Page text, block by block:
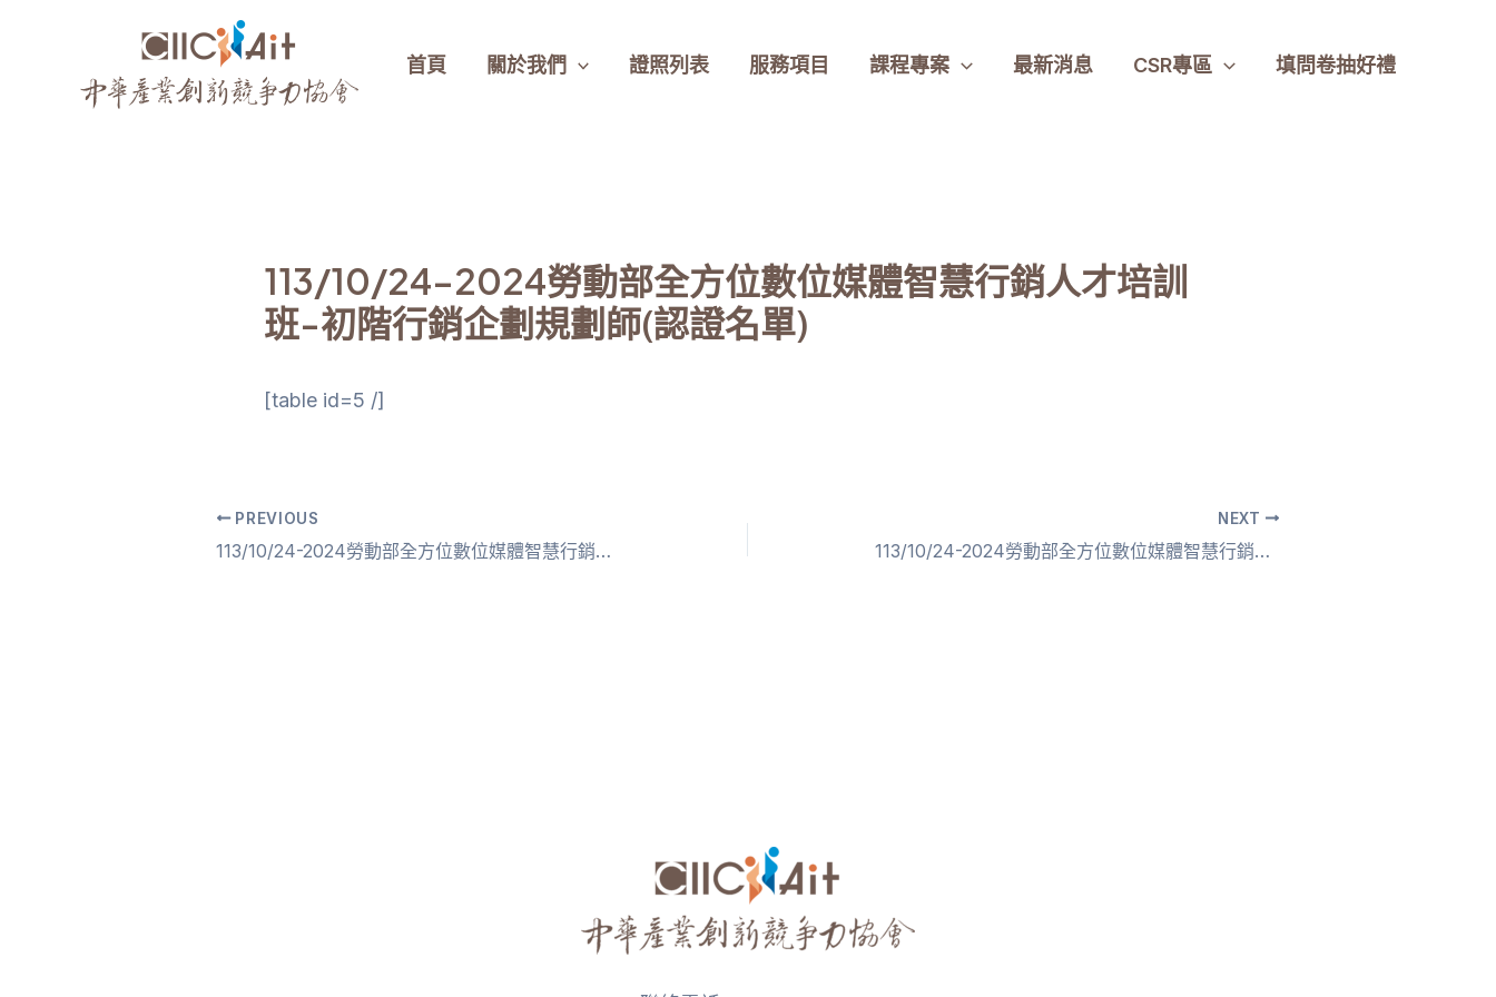
首頁 關於我們 證照列表 服務項目 課程專案 最新消息 CSR專區 填問卷抽好禮
113/10/24-2024勞動部全方位數位媒體智慧行銷人才培訓
班-初階行銷企劃規劃師(認證名單)
[table id=5 /]
Post
navigation
PREVIOUS
113/10/24-2024勞動部全方位數位媒體智慧行銷人才培訓班-新秀簡報師(認證名單)
NEXT
113/10/24-2024勞動部全方位數位媒體智慧行銷人才培訓班-初階銷售策略分析師(認證名單)